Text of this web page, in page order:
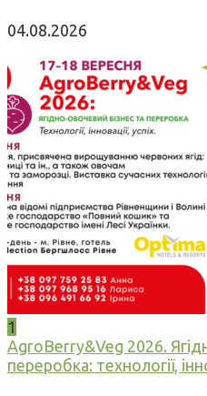
04.08.2026
1
AgroBerry&Veg 2026.
переробка: технології,